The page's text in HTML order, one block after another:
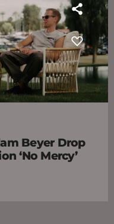
Beyer Drop
‘No Mercy’